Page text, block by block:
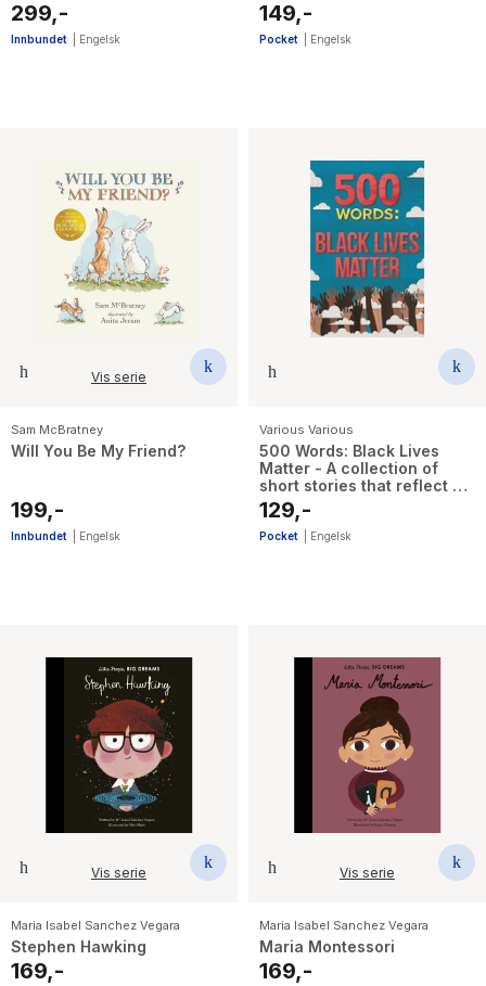
book
299,-
Innbundet Engelsk
149,-
Pocket Engelsk
Vis serie
Sam McBratney
Will You Be My Friend?
199,-
Innbundet Engelsk
Various Various
500 Words: Black Lives
Matter - A collection of
short stories that reflect on
the Black Lives Matter
movement
129,-
Pocket Engelsk
Vis serie
Maria Isabel Sanchez Vegara
Stephen Hawking
169,-
Vis serie
Maria Isabel Sanchez Vegara
Maria Montessori
169,-